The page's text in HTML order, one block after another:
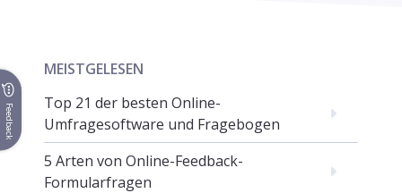
MEISTGELESEN
Top 21 der besten Online-
Umfragesoftware und Fragebogen
5 Arten von Online-Feedback-
Formularfragen
Feedback